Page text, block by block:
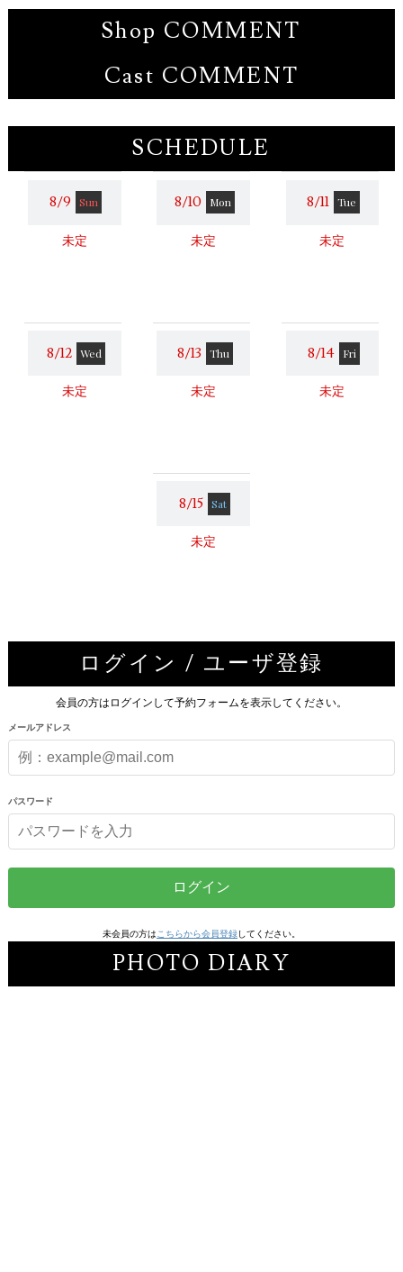
Shop COMMENT
Cast COMMENT
SCHEDULE
8/9 Sun
未定
8/10 Mon
未定
8/11 Tue
未定
8/12 Wed
未定
8/13 Thu
未定
8/14 Fri
未定
8/15 Sat
未定
ログイン / ユーザ登録
会員の方はログインして予約フォームを表示してください。
メールアドレス
パスワード
ログイン
未会員の方は こちらから会員登録してください。
PHOTO DIARY